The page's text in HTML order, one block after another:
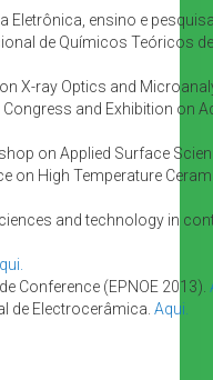
Eletrônica, ensino e
de Químicos Teóricos
X-ray Optics and
and Exhibition on
on Applied Surface
on High Temperature
and technology in
Conference (EPNOE 2013).
de Electrocerâmica. Aqui.